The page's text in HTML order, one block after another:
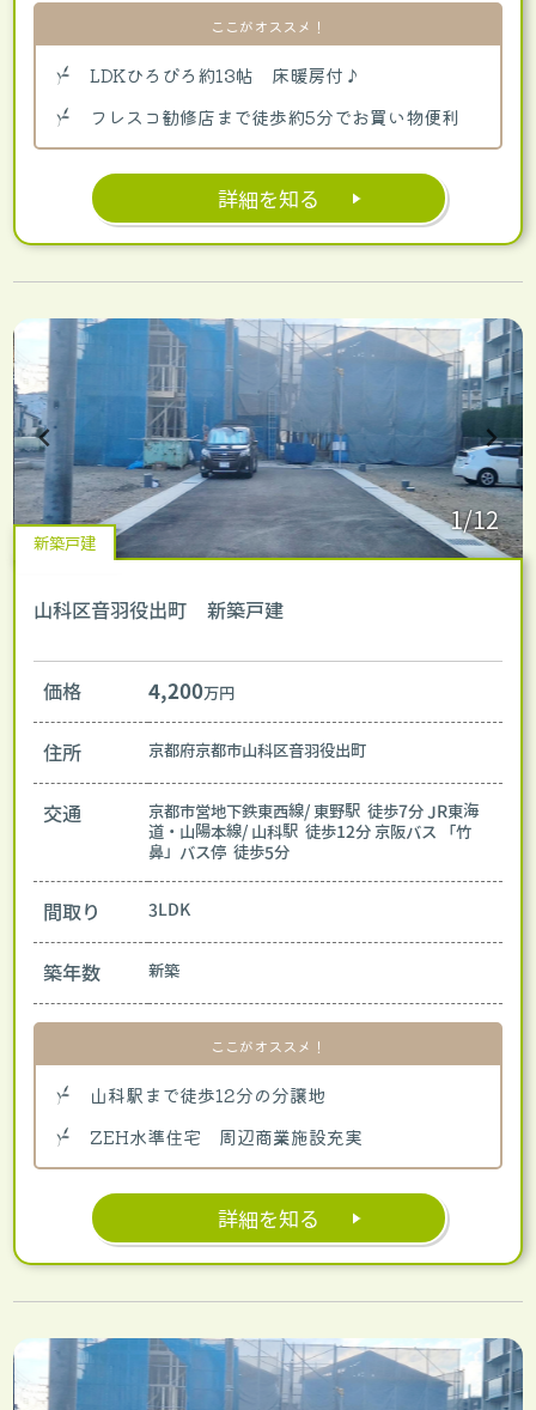
ここがオススメ！
LDKひろびろ約13帖 床暖房付♪
フレスコ勧修店まで徒歩約5分でお買い物便利
詳細を知る
1/12
新築戸建
山科区音羽役出町 新築戸建
価格 4,200万円
住所 京都府京都市山科区音羽役出町
交通 京都市営地下鉄東西線/ 東野駅 徒歩7分 JR東海
道・山陽本線/ 山科駅 徒歩12分 京阪バス 「竹
鼻」バス停 徒歩5分
間取り 3LDK
築年数 新築
ここがオススメ！
山科駅まで徒歩12分の分譲地
ZEH水準住宅 周辺商業施設充実
詳細を知る